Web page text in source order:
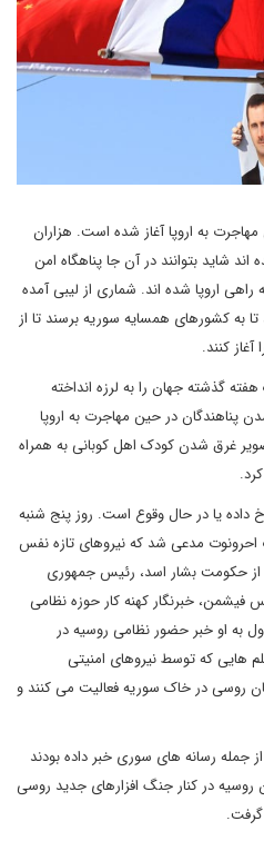
به اروپا آغاز شده است. هزاران
شاید بتوانند در آن جا پناهگاه امن
راهی اروپا شده اند. شماری از لیبی آمده
تا به کشورهای همسایه سوریه برسند تا از
کنند.
گذشته جهان را به لرزه انداخته
پناهندگان در حین مهاجرت به اروپا
غرق شدن کودک اهل کوبانی به همراه
داده یا در حال وقوع است. روز پنج شنبه
احرونوت مدعی شد که نیروهای تازه نفس
از حکومت بشار اسد، رئیس جمهوری
فیشمن، خبرنگار کهنه کار حوزه نظامی
به او خبر حضور نظامی روسیه در
هایی که توسط نیروهای امنیتی
روسی در خاک سوریه فعالیت می کنند و
جمله رسانه های سوری خبر داده بودند
در کنار جنگ افزارهای جدید روسی
گرفت.